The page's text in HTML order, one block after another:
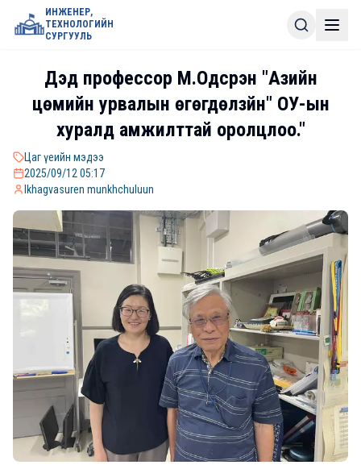
ИНЖЕНЕР,
ТЕХНОЛОГИЙН
СУРГУУЛЬ
Дэд профессор М.Одсүрэн "Азийн
цөмийн урвалын өгөгдөлзүйн" ОУ-ын
хуралд амжилттай оролцлоо."
Цаг үеийн мэдээ
2025/09/12 05:17
lkhagvasuren munkhchuluun